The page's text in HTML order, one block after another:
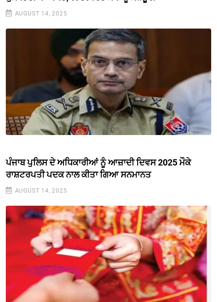
AUGUST 14, 2025
ਪੰਜਾਬ ਪੁਲਿਸ ਦੇ ਅਧਿਕਾਰੀਆਂ ਨੂੰ ਆਜ਼ਾਦੀ ਦਿਵਸ 2025 ਮੌਕੇ
ਰਾਸ਼ਟਰਪਤੀ ਪਦਕ ਨਾਲ ਕੀਤਾ ਗਿਆ ਸਨਮਾਨਤ
AUGUST 14, 2025